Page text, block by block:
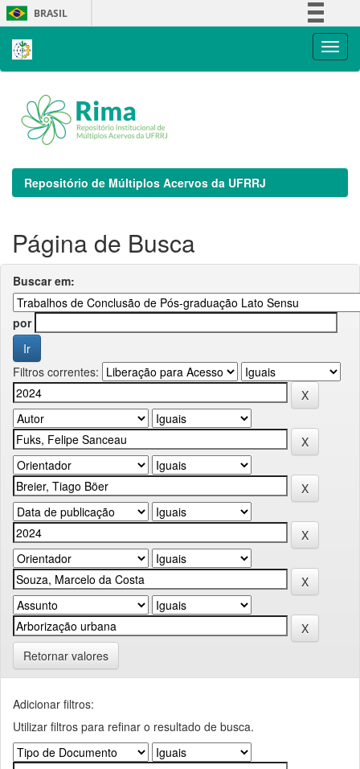
Skip
navigation
BRASIL
Repositório de Múltiplos Acervos da UFRRJ
Página de Busca
Buscar em:
por
Filtros correntes:
Retornar valores
Adicionar filtros:
Utilizar filtros para refinar o resultado de busca.